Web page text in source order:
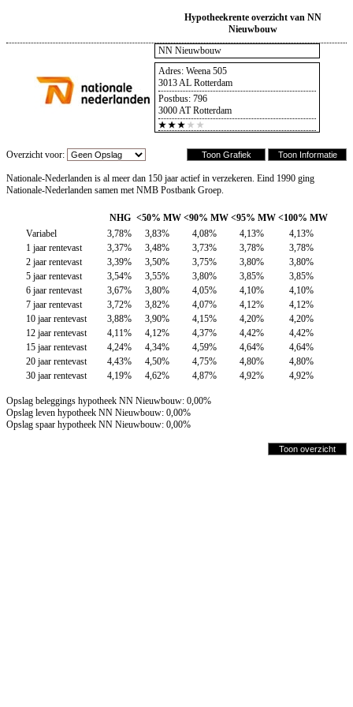
Hypotheekrente overzicht van NN
Nieuwbouw
NN Nieuwbouw
Adres: Weena 505
3013 AL Rotterdam
Postbus: 796
3000 AT Rotterdam
Overzicht voor:
Nationale-Nederlanden is al meer dan 150 jaar actief in verzekeren. Eind 1990 ging
Nationale-Nederlanden samen met NMB Postbank Groep.
NHG <50% MW <90% MW <95% MW <100% MW
Variabel
3,78% 3,83% 4,08% 4,13%
4,13%
1 jaar rentevast
3,37% 3,48% 3,73% 3,78%
3,78%
2 jaar rentevast
3,39% 3,50% 3,75% 3,80%
3,80%
5 jaar rentevast
3,54% 3,55% 3,80% 3,85%
3,85%
6 jaar rentevast
3,67% 3,80% 4,05% 4,10%
4,10%
7 jaar rentevast
3,72% 3,82% 4,07% 4,12%
4,12%
10 jaar rentevast
3,88% 3,90% 4,15% 4,20%
4,20%
12 jaar rentevast
4,11% 4,12% 4,37% 4,42%
4,42%
15 jaar rentevast
4,24% 4,34% 4,59% 4,64%
4,64%
20 jaar rentevast
4,43% 4,50% 4,75% 4,80%
4,80%
30 jaar rentevast
4,19% 4,62% 4,87% 4,92% 4,92%
Opslag beleggings hypotheek NN Nieuwbouw: 0,00%
Opslag leven hypotheek NN Nieuwbouw: 0,00%
Opslag spaar hypotheek NN Nieuwbouw: 0,00%